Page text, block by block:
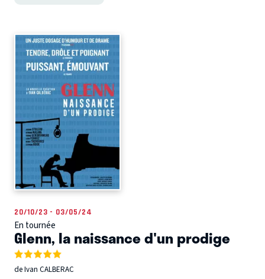
20/10/23 - 03/05/24
En tournée
Glenn, la naissance d'un prodige
de Ivan CALBERAC